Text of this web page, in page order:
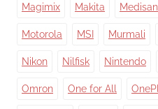
Magimix Makita
Motorola MSI Murmali
Nikon Nilfisk Nintendo
Omron One for All